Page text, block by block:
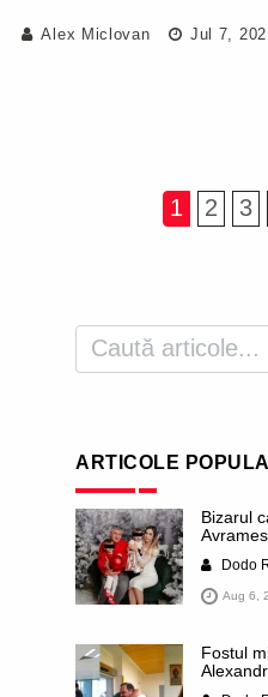
Alex Miclovan Jul 7,
1 2 3
ARTICOLE
Bizarul
presei
ale
Dodo
Aug 6,
Fostul